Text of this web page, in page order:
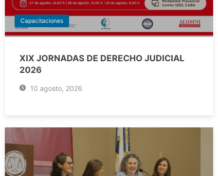
Capacitaciones
XIX JORNADAS DE DERECHO JUDICIAL
2026
10 agosto, 2026